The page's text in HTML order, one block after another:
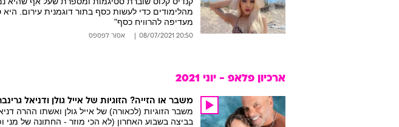
מהלימודים כדי לעשות כסף בתור דוגמנית עירום.
מעדיפה להרוויח כסף"
20:50 08/07/2021 אסור לפספס
ארכיון פלאפ - יוני 2021
משבר או הזייה? הזוגיות של אייל גולן ודניאל
משבר הזוגיות (לכאורה) של אייל גולן ואשתו ההרה
בביצה בשבוע האחרון (לא הכי מוזר - החתונה של מני